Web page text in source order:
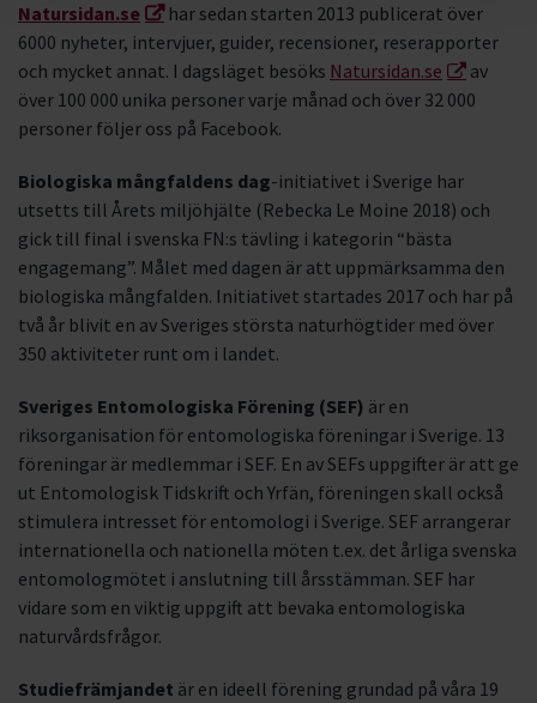
Natursidan.se
har sedan starten 2013 publicerat över
6000 nyheter, intervjuer, guider, recensioner, reserapporter
och mycket annat. I dagsläget besöks Natursidan.se
av
över 100 000 unika personer varje månad och över 32 000
personer följer oss på Facebook.
Biologiska mångfaldens dag-initiativet i Sverige har
utsetts till Årets miljöhjälte (Rebecka Le Moine 2018) och
gick till final i svenska FN:s tävling i kategorin “bästa
engagemang”. Målet med dagen är att uppmärksamma den
biologiska mångfalden. Initiativet startades 2017 och har på
två år blivit en av Sveriges största naturhögtider med över
350 aktiviteter runt om i landet.
Sveriges Entomologiska Förening (SEF) är en
riksorganisation för entomologiska föreningar i Sverige. 13
föreningar är medlemmar i SEF. En av SEFs uppgifter är att ge
ut Entomologisk Tidskrift och Yrfän, föreningen skall också
stimulera intresset för entomologi i Sverige. SEF arrangerar
internationella och nationella möten t.ex. det årliga svenska
entomologmötet i anslutning till årsstämman. SEF har
vidare som en viktig uppgift att bevaka entomologiska
naturvårdsfrågor.
Studiefrämjandet är en ideell förening grundad på våra 19